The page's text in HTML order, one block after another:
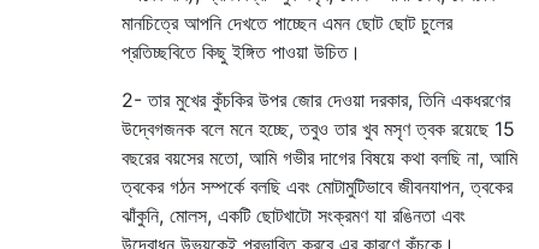
মানচিত্রে আপনি দেখতে পাচ্ছেন এমন ছোট ছোট চুলের
প্রতিচ্ছবিতে কিছু ইঙ্গিত পাওয়া উচিত।
2- তার মুখের কুঁচকির উপর জোর দেওয়া দরকার, তিনি একধরণের
উদ্বেগজনক বলে মনে হচ্ছে, তবুও তার খুব মসৃণ ত্বক রয়েছে 15
বছরের বয়সের মতো, আমি গভীর দাগের বিষয়ে কথা বলছি না, আমি
ত্বকের গঠন সম্পর্কে বলছি এবং মোটামুটিভাবে জীবনযাপন, ত্বকের
ঝাঁকুনি, মোলস, একটি ছোটখাটো সংক্রমণ যা রঙিনতা এবং